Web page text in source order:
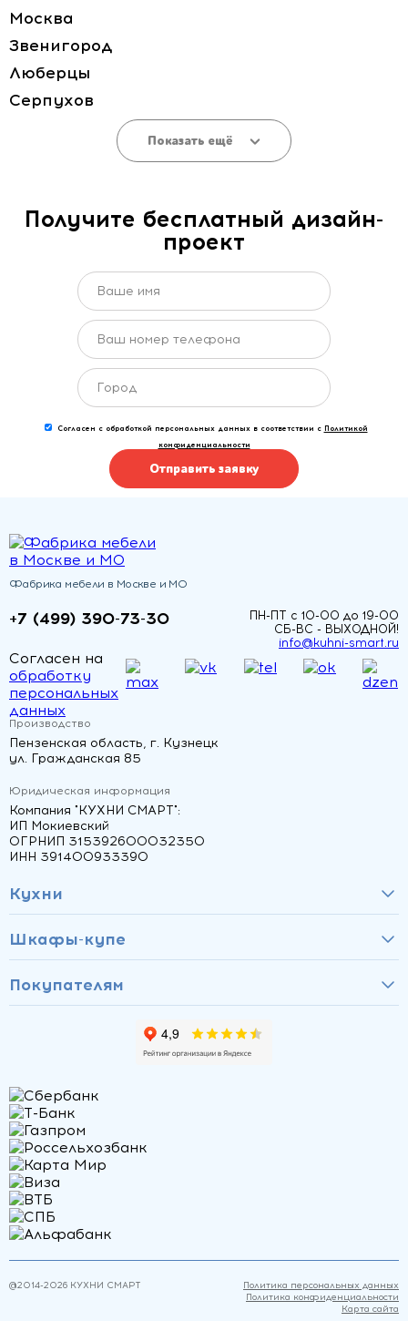
Москва
Звенигород
Люберцы
Серпухов
Показать ещё
Получите бесплатный дизайн-
проект
Согласен с обработкой персональных данных в соответствии с Политикой
конфиденциальности
Отправить заявку
Фабрика мебели в Москве и МО
+7 (499) 390-73-30
ПН-ПТ с 10-00 до 19-00
СБ-ВС - ВЫХОДНОЙ!
info@kuhni-smart.ru
Согласен на
обработку
персональных
данных
Производство
Пензенская область, г. Кузнецк
ул. Гражданская 85
Юридическая информация
Компания "КУХНИ СМАРТ":
ИП Мокиевский
ОГРНИП 315392600032350
ИНН 391400933390
Кухни
Шкафы-купе
Покупателям
@2014-2026 КУХНИ СМАРТ
Политика персональных данных
Политика конфиденциальности
Карта сайта